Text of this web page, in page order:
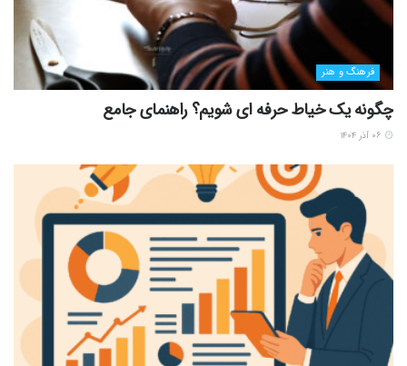
فرهنگ و هنر
چگونه یک خیاط حرفه ای شویم؟ راهنمای جامع